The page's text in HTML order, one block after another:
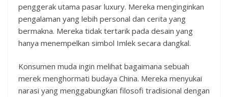
penggerak utama pasar luxury. Mereka menginginkan
pengalaman yang lebih personal dan cerita yang
bermakna. Mereka tidak tertarik pada desain yang
hanya menempelkan simbol Imlek secara dangkal.
Konsumen muda ingin melihat bagaimana sebuah
merek menghormati budaya China. Mereka menyukai
narasi yang menggabungkan filosofi tradisional dengan